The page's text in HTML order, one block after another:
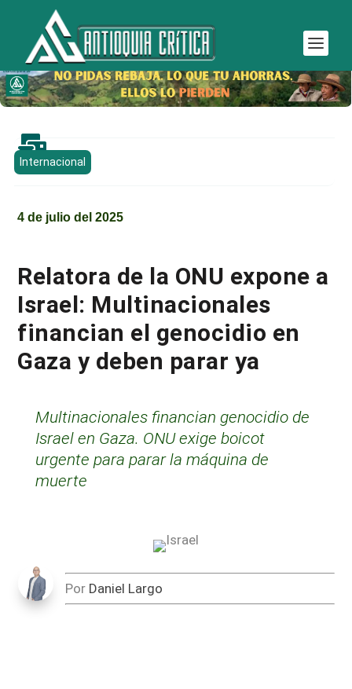

Internacional
4 de julio del 2025
Relatora de la ONU expone a
Israel: Multinacionales
financian el genocidio en
Gaza y deben parar ya
Multinacionales financian genocidio de
Israel en Gaza. ONU exige boicot
urgente para parar la máquina de
muerte
Por Daniel Largo